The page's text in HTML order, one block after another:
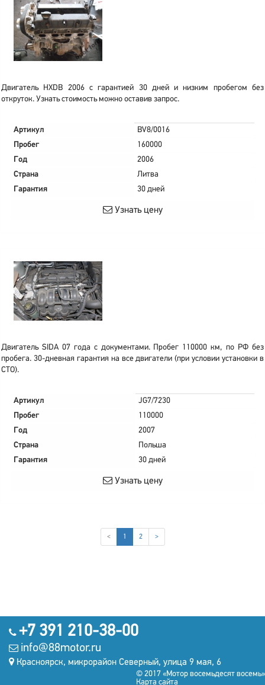
Двигатель HXDB 2006 с гарантией 30 дней и низким пробегом без
откруток. Узнать стоимость можно оставив запрос.
Артикул
BV8/0016
Пробег
160000
Год
2006
Страна
Литва
Гарантия
30 дней
Узнать цену
Двигатель SIDA 07 года с документами. Пробег 110000 км, по РФ без
пробега. 30-дневная гарантия на все двигатели (при условии установки в
СТО).
Артикул
JG7/7230
Пробег
110000
Год
2007
Страна
Польша
Гарантия
30 дней
Узнать цену
< 1 (current)
2 >
+7 391 210-38-00
info@88motor.ru
Красноярск, микрорайон Северный, улица 9 мая, 6
© 2017 «Мотор восемьдесят восемь»
Карта сайта